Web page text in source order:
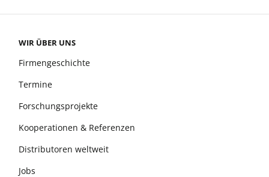
WIR ÜBER UNS
Firmengeschichte
Termine
Forschungsprojekte
Kooperationen & Referenzen
Distributoren weltweit
Jobs